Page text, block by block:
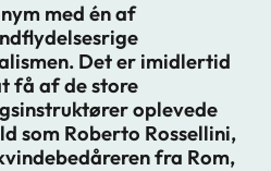
med én af
Det er imidlertid
få af de store
oplevede
som Roberto Rossellini,
fra Rom,